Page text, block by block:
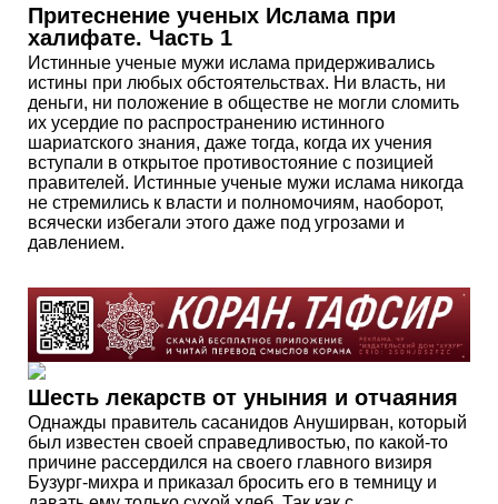
Притеснение ученых Ислама при
халифате. Часть 1
Истинные ученые мужи ислама придерживались
истины при любых обстоятельствах. Ни власть, ни
деньги, ни положение в обществе не могли сломить
их усердие по распространению истинного
шариатского знания, даже тогда, когда их учения
вступали в открытое противостояние с позицией
правителей. Истинные ученые мужи ислама никогда
не стремились к власти и полномочиям, наоборот,
всячески избегали этого даже под угрозами и
давлением.
Шесть лекарств от уныния и отчаяния
Однажды правитель сасанидов Ануширван, который
был известен своей справедливостью, по какой-то
причине рассердился на своего главного визиря
Бузург-михра и приказал бросить его в темницу и